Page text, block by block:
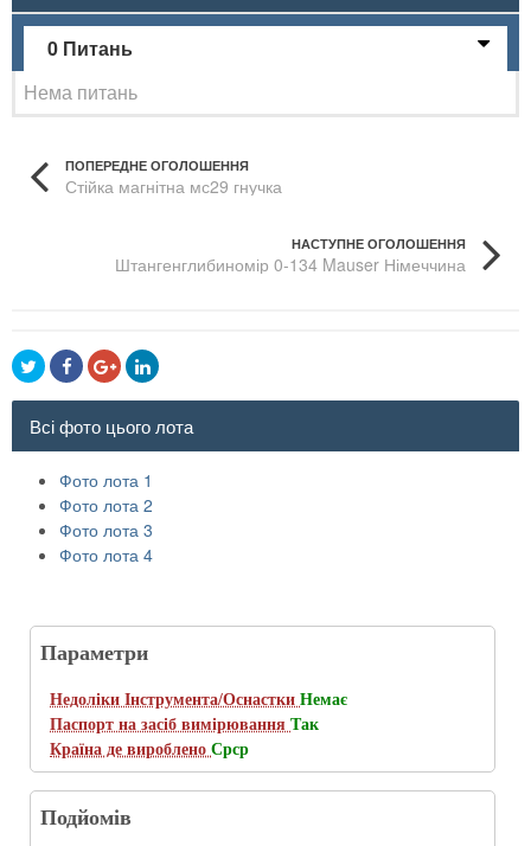
0 Питань
Нема питань
ПОПЕРЕДНЕ ОГОЛОШЕННЯ
Стійка магнітна мс29 гнучка
НАСТУПНЕ ОГОЛОШЕННЯ
Штангенглибиномір 0-134 Mauser Німеччина
Всі фото цього лота
Фото лота 1
Фото лота 2
Фото лота 3
Фото лота 4
Параметри
Недоліки Інструмента/Оснастки Немає
Паспорт на засіб вимірювання Так
Країна де вироблено Срср
Подйомів